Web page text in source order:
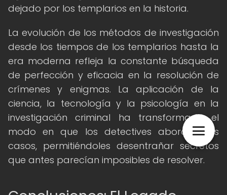
dejado por los templarios en la historia.
La evolución de los métodos de investigación
desde los tiempos de los templarios hasta la
era moderna refleja la constante búsqueda
de perfección y eficacia en la resolución de
crímenes y enigmas. La aplicación de la
ciencia, la tecnología y la psicología en la
investigación criminal ha transformado el
modo en que los detectives abordan los
casos, permitiéndoles desentrañar secretos
que antes parecían imposibles de resolver.